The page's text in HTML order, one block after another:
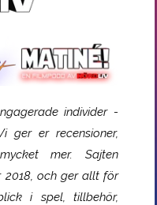
individer -
ger er recensioner,
mer. Sajten
2018, och ger allt för
i spel, tillbehör,
X 98